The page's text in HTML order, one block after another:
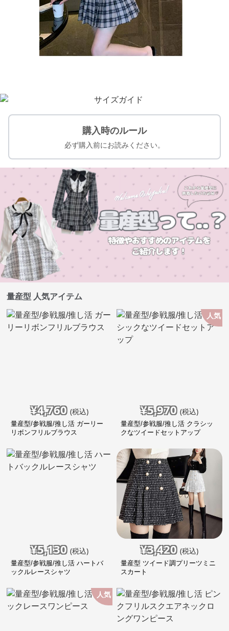
購入時のルール
必ず購入前にお読みください。
量産型 人気アイテム
¥4,760 (税込)
量産型/参戦服/推し活 ガーリー
リボンフリルブラウス
人気
¥5,970 (税込)
量産型/参戦服/推し活 クラシッ
クなツイードセットアップ
¥5,130 (税込)
量産型/参戦服/推し活 ハートバ
ックルレースシャツ
¥3,420 (税込)
量産型 ツイード調プリーツミニ
スカート
人気